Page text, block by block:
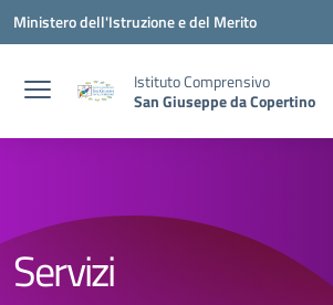
Vai ai contenuti
Vai al menu di navigazione
Vai al footer
Ministero dell'Istruzione e del Merito
Istituto Comprensivo
San Giuseppe da Copertino
Servizi